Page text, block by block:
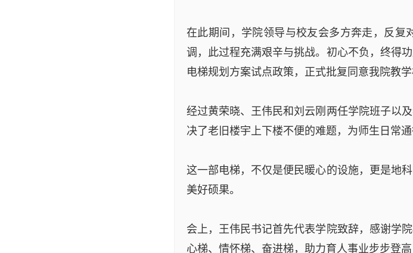
在此期间，学院领导与校友会多方奔走，反
调，此过程充满艰辛与挑战。初心不负，终得
电梯规划方案试点政策，正式批复同意我院教
经过黄荣晓、王伟民和刘云刚两任学院班子以
决了老旧楼宇上下楼不便的难题，为师生日常
这一部电梯，不仅是便民暖心的设施，更是地
美好硕果。
会上，王伟民书记首先代表学院致辞，感谢学
心梯、情怀梯、奋进梯，助力育人事业步步登